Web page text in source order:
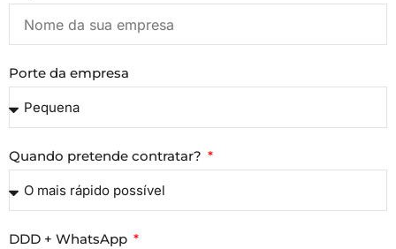
Porte da empresa
Quando pretende contratar?
DDD + WhatsApp